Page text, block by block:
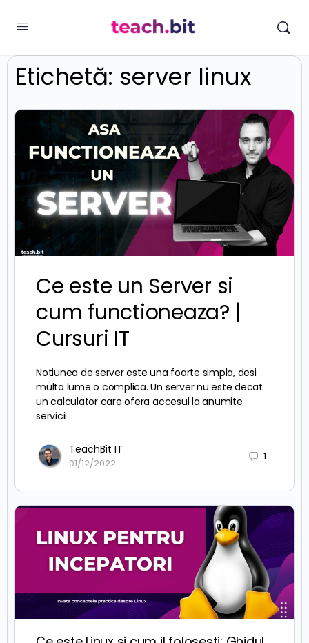
Etichetă: server linux
Ce este un Server si
cum functioneaza? |
Cursuri IT
Notiunea de server este una foarte simpla, desi
multa lume o complica. Un server nu este decat
un calculator care ofera accesul la anumite
servicii…
TeachBit IT
01/12/2022
1